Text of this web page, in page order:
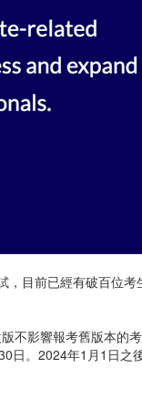
目前已經有破百位
影響報考舊版本
。2024年1月1日之